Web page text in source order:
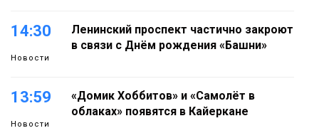
14:30
Новости
Ленинский проспект частично закроют
в связи с Днём рождения «Башни»
13:59
Новости
«Домик Хоббитов» и «Самолёт в
облаках» появятся в Кайеркане